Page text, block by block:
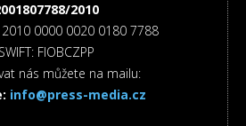
2010
2010 0000 0020 0180 7788
SWIFT: FIOBCZPP
nás můžete na mailu:
info@press-media.cz